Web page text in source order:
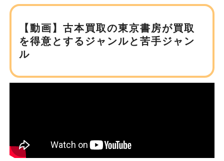
【動画】古本買取の東京書房が買取
を得意とするジャンルと苦手ジャン
ル